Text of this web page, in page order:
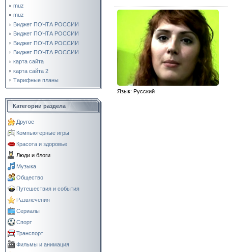
muz
muz
Виджет ПОЧТА РОССИИ
Виджет ПОЧТА РОССИИ
Виджет ПОЧТА РОССИИ
Виджет ПОЧТА РОССИИ
карта сайта
карта сайта 2
Тарифные планы
Категории раздела
Другое
Компьютерные игры
Красота и здоровье
Люди и блоги
Музыка
Общество
Путешествия и события
Развлечения
Сериалы
Спорт
Транспорт
Фильмы и анимация
Язык: Русский